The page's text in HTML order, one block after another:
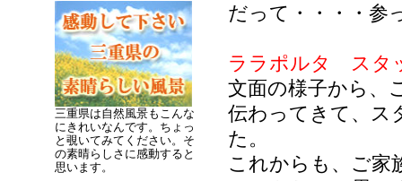
三重県は自然風景もこんな
にきれいなんです。 ちょっ
と覗いてみてください。 そ
の素晴らしさに感動すると
思います。
だって・・・・参
ララポルタ スタ
文面の様子から、
伝わってきて、ス
た。
これからも、ご家